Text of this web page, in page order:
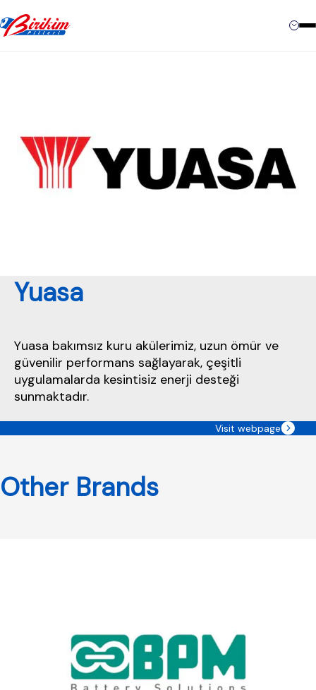
Yuasa
Yuasa bakımsız kuru akülerimiz, uzun ömür ve
güvenilir performans sağlayarak, çeşitli
uygulamalarda kesintisiz enerji desteği
sunmaktadır.
Visit webpage
Other Brands